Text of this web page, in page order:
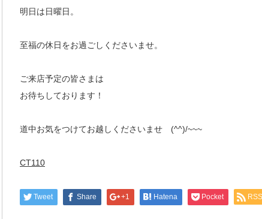
明日は日曜日。
至福の休日をお過ごしくださいませ。
ご来店予定の皆さまは
お待ちしております！
道中お気をつけてお越しくださいませ (^^)/~~~
CT110
Tweet Share +1 Hatena Pocket RSS